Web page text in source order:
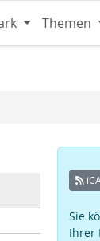
Themen
Sie
Ihrer